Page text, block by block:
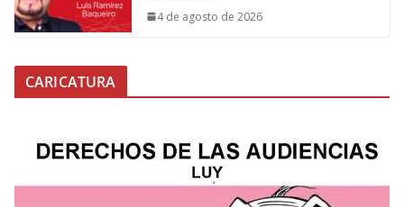
4 de agosto de 2026
CARICATURA